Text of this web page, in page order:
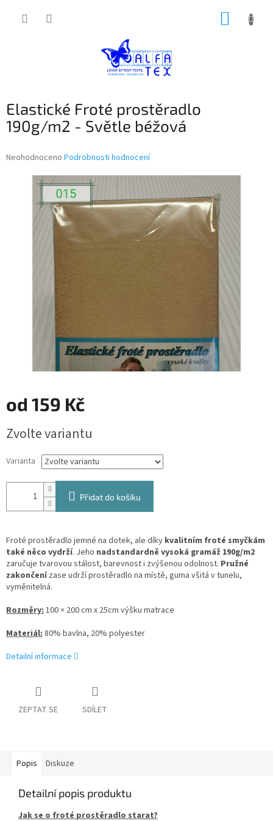
Elastické Froté prostěradlo
190g/m2 - Světle béžová
Průměrné
produktu
Neohodnoceno Podrobnosti hodnocení
od 159 Kč
cena:
Zvolte variantu
Varianta
Přidat do košíku
Froté prostěradlo jemné na dotek, ale díky kvalitním froté smyčkám
také něco vydrží. Jeho nadstandardně vysoká gramáž 190g/m2
zaručuje tvarovou stálost, barevnost i zvýšenou odolnost. Pružné
zakončenízase udrží prostěradlo na místě, guma všitá v tunelu,
vyměnitelná.
Rozměry:100 × 200 cm x 25cm výšku matrace
Materiál:80% bavlna, 20% polyester
Detailní informace
ZEPTAT SE SDÍLET
Popis Diskuze
Detailní popis produktu
Jak se o froté prostěradlo starat?